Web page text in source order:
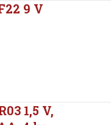
9 V
1,5 V,